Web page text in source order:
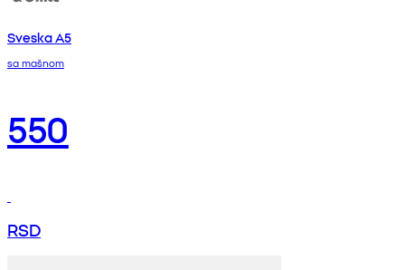
Sveska A5
sa mašnom
550
RSD